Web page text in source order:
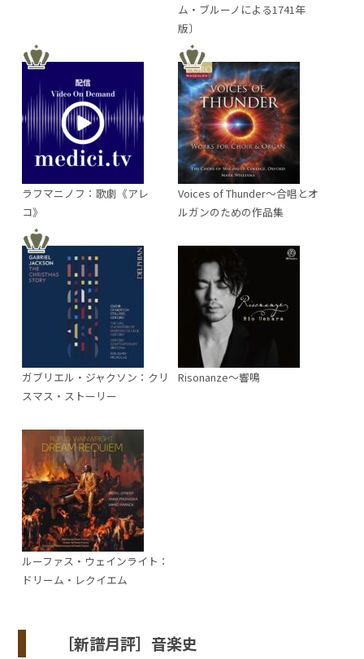
ム・ブルーノによる1741年
版〕
ラフマニノフ：歌劇《アレ
コ》
Voices of Thunder～合唱とオ
ルガンのための作品集
ガブリエル・ジャクソン：クリ
スマス・ストーリー
Risonanze～響鳴
ルーファス・ウェインライト：
ドリーム・レクイエム
［新譜月評］音楽史